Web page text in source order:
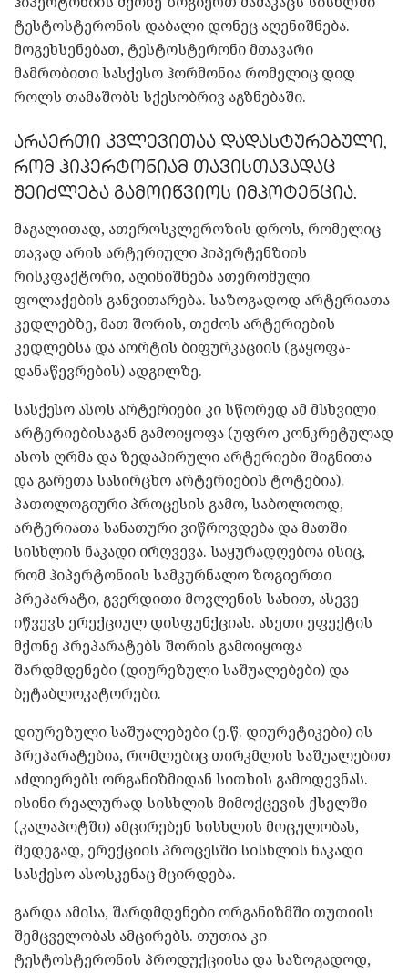
ტესტოსტერონის დაბალი დონეც აღენიშნება.
მოგეხსენებათ, ტესტოსტერონი მთავარი
მამრობითი სასქესო ჰორმონია რომელიც დიდ
როლს თამაშობს სქესობრივ აგზნებაში.
არაერთი კვლევითაა დადასტურებული,
რომ ჰიპერტონიამ თავისთავადაც
შეიძლება გამოიწვიოს იმპოტენცია.
მაგალითად, ათეროსკლეროზის დროს, რომელიც
თავად არის არტერიული ჰიპერტენზიის
რისკფაქტორი, აღინიშნება ათერომული
ფოლაქების განვითარება. საზოგადოდ არტერიათა
კედლებზე, მათ შორის, თეძოს არტერიების
კედლებსა და აორტის ბიფურკაციის (გაყოფა-
დანაწევრების) ადგილზე.
სასქესო ასოს არტერიები კი სწორედ ამ მსხვილი
არტერიებისაგან გამოიყოფა (უფრო კონკრეტულად
ასოს ღრმა და ზედაპირული არტერიები შიგნითა
და გარეთა სასირცხო არტერიების ტოტებია).
პათოლოგიური პროცესის გამო, საბოლოოდ,
არტერიათა სანათური ვიწროვდება და მათში
სისხლის ნაკადი ირღვევა. საყურადღებოა ისიც,
რომ ჰიპერტონიის სამკურნალო ზოგიერთი
პრეპარატი, გვერდითი მოვლენის სახით, ასევე
იწვევს ერექციულ დისფუნქციას. ასეთი ეფექტის
მქონე პრეპარატებს შორის გამოიყოფა
შარდმდენები (დიურეზული საშუალებები) და
ბეტაბლოკატორები.
დიურეზული საშუალებები (ე.წ. დიურეტიკები) ის
პრეპარატებია, რომლებიც თირკმლის საშუალებით
აძლიერებს ორგანიზმიდან სითხის გამოდევნას.
ისინი რეალურად სისხლის მიმოქცევის ქსელში
(კალაპოტში) ამცირებენ სისხლის მოცულობას,
შედეგად, ერექციის პროცესში სისხლის ნაკადი
სასქესო ასოსკენაც მცირდება.
გარდა ამისა, შარდმდენები ორგანიზმში თუთიის
შემცველობას ამცირებს. თუთია კი
ტესტოსტერონის პროდუქციისა და საზოგადოდ,